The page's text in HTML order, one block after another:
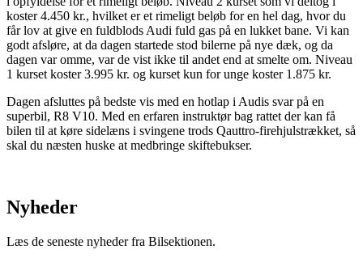
koster 4.450 kr., hvilket er et rimeligt beløb for en hel dag, hvor du
får lov at give en fuldblods Audi fuld gas på en lukket bane. Vi kan
godt afsløre, at da dagen startede stod bilerne på nye dæk, og da
dagen var omme, var de vist ikke til andet end at smelte om. Niveau
1 kurset koster 3.995 kr. og kurset kun for unge koster 1.875 kr.
Dagen afsluttes på bedste vis med en hotlap i Audis svar på en
superbil, R8 V10. Med en erfaren instruktør bag rattet der kan få
bilen til at køre sidelæns i svingene trods Qauttro-firehjulstrækket, så
skal du næsten huske at medbringe skiftebukser.
Nyheder
Læs de seneste nyheder fra Bilsektionen.